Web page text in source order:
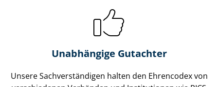
Unabhängige Gutachter
Unsere Sach­ver­stän­di­gen halten den Ehrencodex von